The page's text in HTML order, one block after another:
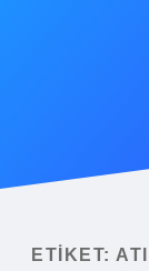
Yasal Uyarı
ETIKET: